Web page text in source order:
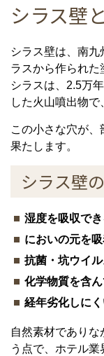
シラス壁
シラス壁は、南
ラスから作られた
シラスは、2.5万
した火山噴出物で
この小さな穴が
果たします。
シラス壁
湿度を吸収でき
においの元を
抗菌・坑ウイ
化学物質を含
経年劣化しに
自然素材であり
う点で、ホテル業